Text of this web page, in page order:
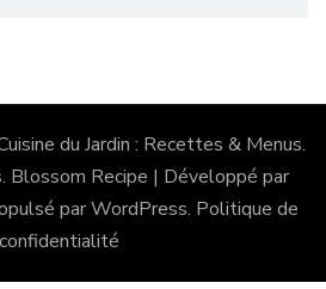
du Jardin : Recettes & Menus.
Blossom Recipe | Développé par
parWordPress. Politique de
confidentialité